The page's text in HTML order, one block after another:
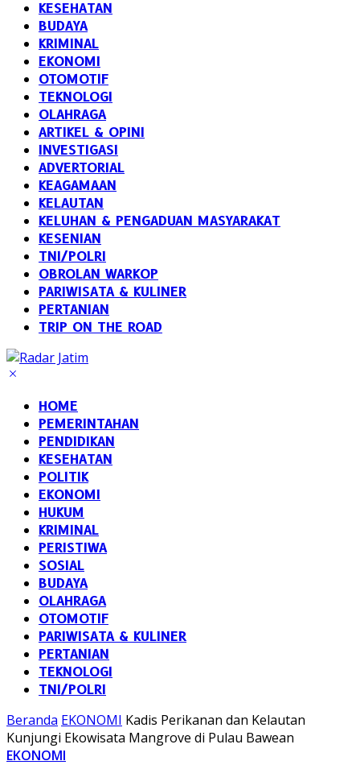
KESEHATAN
BUDAYA
KRIMINAL
EKONOMI
OTOMOTIF
TEKNOLOGI
OLAHRAGA
ARTIKEL & OPINI
INVESTIGASI
ADVERTORIAL
KEAGAMAAN
KELAUTAN
KELUHAN & PENGADUAN MASYARAKAT
KESENIAN
TNI/POLRI
OBROLAN WARKOP
PARIWISATA & KULINER
PERTANIAN
TRIP ON THE ROAD
HOME
PEMERINTAHAN
PENDIDIKAN
KESEHATAN
POLITIK
EKONOMI
HUKUM
KRIMINAL
PERISTIWA
SOSIAL
BUDAYA
OLAHRAGA
OTOMOTIF
PARIWISATA & KULINER
PERTANIAN
TEKNOLOGI
TNI/POLRI
Beranda EKONOMI Kadis Perikanan dan Kelautan
Kunjungi Ekowisata Mangrove di Pulau Bawean
EKONOMI